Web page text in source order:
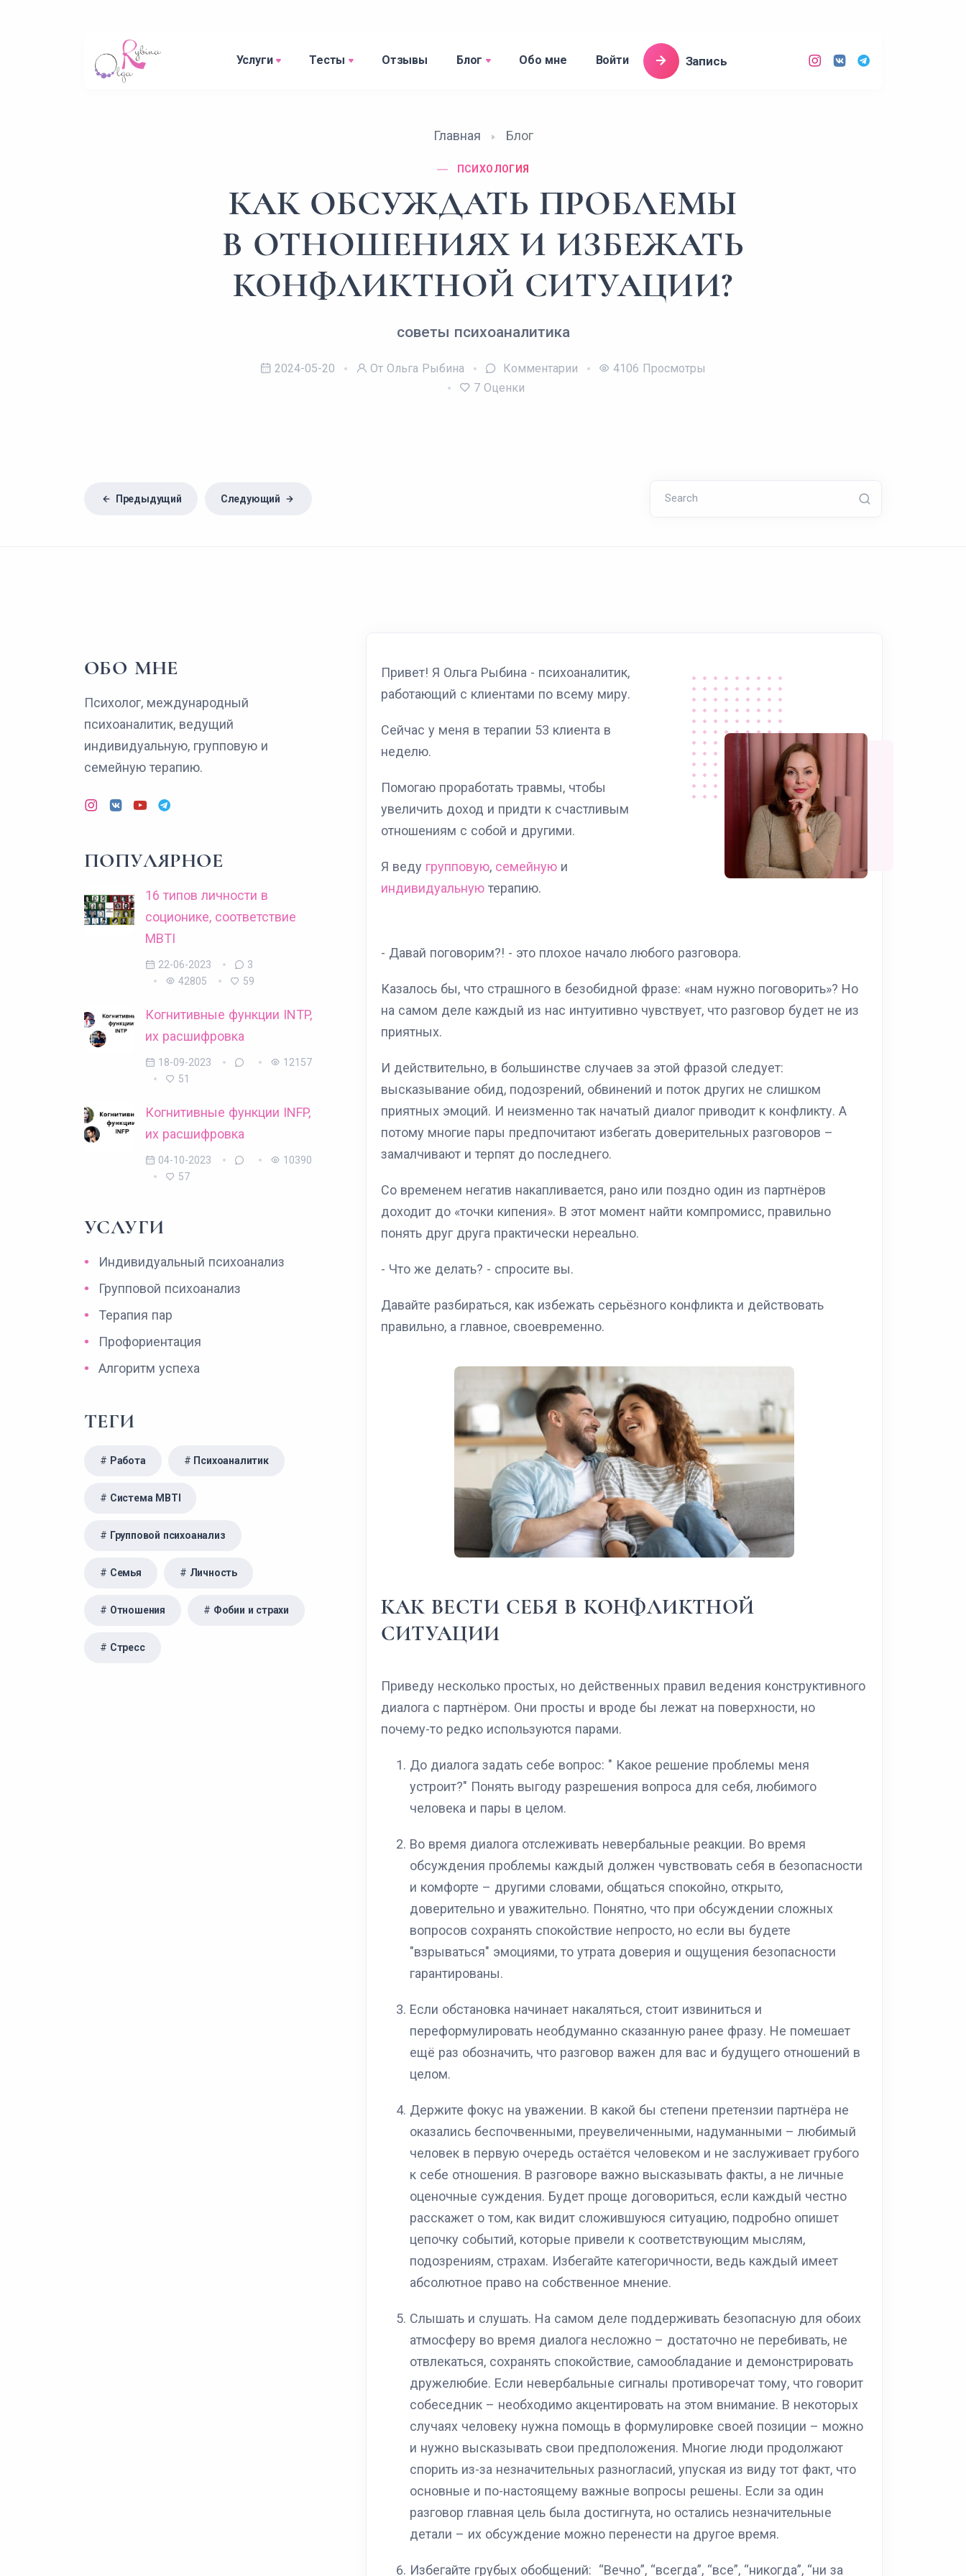
Услуги Тесты Отзывы Блог Обо мне Войти Запись
Главная Блог
ПСИХОЛОГИЯ
КАК ОБСУЖДАТЬ ПРОБЛЕМЫ
В ОТНОШЕНИЯХ И ИЗБЕЖАТЬ
КОНФЛИКТНОЙ СИТУАЦИИ?
советы психоаналитика
2024-05-20 От Ольга Рыбина Комментарии 4106 Просмотры
7Оценки
Предыдущий Следующий Search
Привет! Я Ольга Рыбина - психоаналитик,
работающий с клиентами по всему миру.
Сейчас у меня в терапии 53 клиента в
неделю.
Помогаю проработать травмы, чтобы
увеличить доход и придти к счастливым
отношениям с собой и другими.
Я веду групповую, семейную и
индивидуальную терапию.
- Давай поговорим?! - это плохое начало любого разговора.
Казалось бы, что страшного в безобидной фразе: «нам нужно поговорить»? Но
на самом деле каждый из нас интуитивно чувствует, что разговор будет не из
приятных.
И действительно, в большинстве случаев за этой фразой следует:
высказывание обид, подозрений, обвинений и поток других не слишком
приятных эмоций. И неизменно так начатый диалог приводит к конфликту. А
потому многие пары предпочитают избегать доверительных разговоров –
замалчивают и терпят до последнего.
Со временем негатив накапливается, рано или поздно один из партнёров
доходит до «точки кипения». В этот момент найти компромисс, правильно
понять друг друга практически нереально.
- Что же делать? - спросите вы.
Давайте разбираться, как избежать серьёзного конфликта и действовать
правильно, а главное, своевременно.
КАК ВЕСТИ СЕБЯ В КОНФЛИКТНОЙ
СИТУАЦИИ
Приведу несколько простых, но действенных правил ведения конструктивного
диалога с партнёром. Они просты и вроде бы лежат на поверхности, но
почему-то редко используются парами.
До диалога задать себе вопрос: " Какое решение проблемы меня
устроит?" Понять выгоду разрешения вопроса для себя, любимого
человека и пары в целом.
Во время диалога отслеживать невербальные реакции. Во время
обсуждения проблемы каждый должен чувствовать себя в безопасности
и комфорте – другими словами, общаться спокойно, открыто,
доверительно и уважительно. Понятно, что при обсуждении сложных
вопросов сохранять спокойствие непросто, но если вы будете
"взрываться" эмоциями, то утрата доверия и ощущения безопасности
гарантированы.
Если обстановка начинает накаляться, стоит извиниться и
переформулировать необдуманно сказанную ранее фразу. Не помешает
ещё раз обозначить, что разговор важен для вас и будущего отношений в
целом.
Держите фокус на уважении. В какой бы степени претензии партнёра не
оказались беспочвенными, преувеличенными, надуманными – любимый
человек в первую очередь остаётся человеком и не заслуживает грубого
к себе отношения. В разговоре важно высказывать факты, а не личные
оценочные суждения. Будет проще договориться, если каждый честно
расскажет о том, как видит сложившуюся ситуацию, подробно опишет
цепочку событий, которые привели к соответствующим мыслям,
подозрениям, страхам. Избегайте категоричности, ведь каждый имеет
абсолютное право на собственное мнение.
Слышать и слушать. На самом деле поддерживать безопасную для обоих
атмосферу во время диалога несложно – достаточно не перебивать, не
отвлекаться, сохранять спокойствие, самообладание и демонстрировать
дружелюбие. Если невербальные сигналы противоречат тому, что говорит
собеседник – необходимо акцентировать на этом внимание. В некоторых
случаях человеку нужна помощь в формулировке своей позиции – можно
и нужно высказывать свои предположения. Многие люди продолжают
спорить из-за незначительных разногласий, упуская из виду тот факт, что
основные и по-настоящему важные вопросы решены. Если за один
разговор главная цель была достигнута, но остались незначительные
детали – их обсуждение можно перенести на другое время.
Избегайте грубых обобщений: “Вечно”, “всегда”, “все”, “никогда”, “ни за
ОБО МНЕ
Психолог, международный
психоаналитик, ведущий
индивидуальную, групповую и
семейную терапию.
ПОПУЛЯРНОЕ
16 типов личности в
соционике, соответствие
MBTI
22-06-2023
3
42805
59
Когнитивные функции INTP,
их расшифровка
18-09-2023
12157
51
Когнитивные функции INFP,
их расшифровка
04-10-2023
10390
57
УСЛУГИ
Индивидуальный психоанализ
Групповой психоанализ
Терапия пар
Профориентация
Алгоритм успеха
ТЕГИ
Работа Психоаналитик
Система MBTI
Групповой психоанализ
Семья Личность
Отношения Фобии и страхи
Стресс